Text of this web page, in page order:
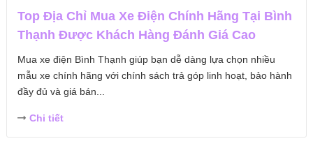
Top Địa Chỉ Mua Xe Điện Chính Hãng Tại Bình
Thạnh Được Khách Hàng Đánh Giá Cao
Mua xe điện Bình Thạnh giúp bạn dễ dàng lựa chọn nhiều
mẫu xe chính hãng với chính sách trả góp linh hoạt, bảo hành
đầy đủ và giá bán...
Chi tiết